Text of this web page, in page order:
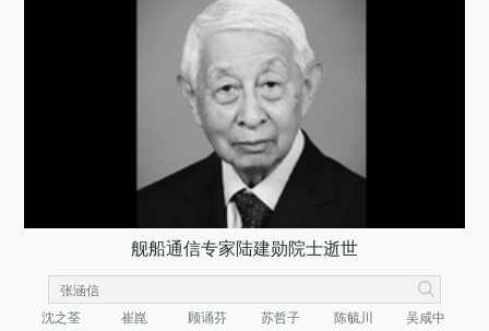
舰船通信专家陆建勋院士逝世
沈之荃 崔崑 顾诵芬 苏哲子 陈毓川
吴咸中